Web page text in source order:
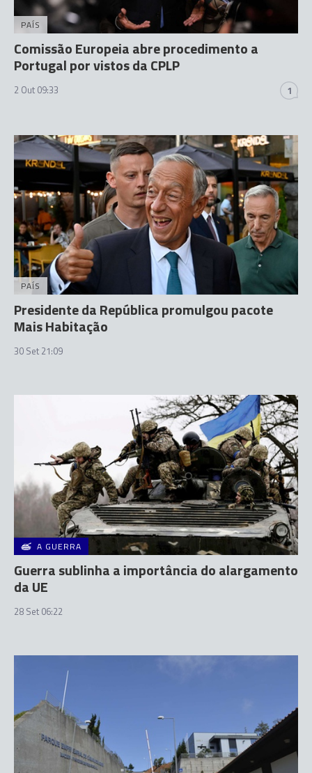
PAÍS
Comissão Europeia abre procedimento a
Portugal por vistos da CPLP
2 Out 09:33 1
PAÍS
Presidente da República promulgou pacote
Mais Habitação
30 Set 21:09
A GUERRA
Guerra sublinha a importância do alargamento
da UE
28 Set 06:22